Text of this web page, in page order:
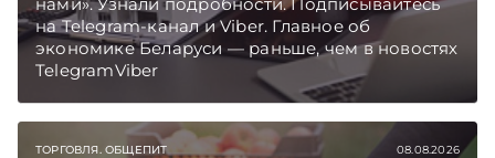
на Telegram‑канал и Viber. Главное об
экономике Беларуси — раньше, чем в новостях
TelegramViber
ТОРГОВЛЯ. ОБЩЕПИТ 08.08.2026